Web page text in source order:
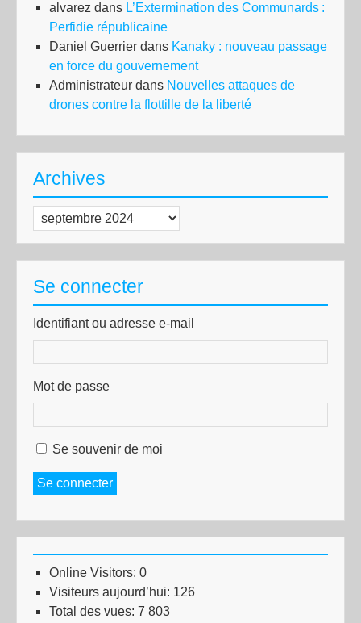
alvarez dans L’Extermination des Communards :
Perfidie républicaine
Daniel Guerrier dans Kanaky : nouveau passage
en force du gouvernement
Administrateur dans Nouvelles attaques de
drones contre la flottille de la liberté
Archives
Archives
Se connecter
Identifiant ou adresse e-mail
Mot de passe
Se souvenir de moi
Se connecter
Online Visitors: 0
Visiteurs aujourd’hui: 126
Total des vues: 7 803